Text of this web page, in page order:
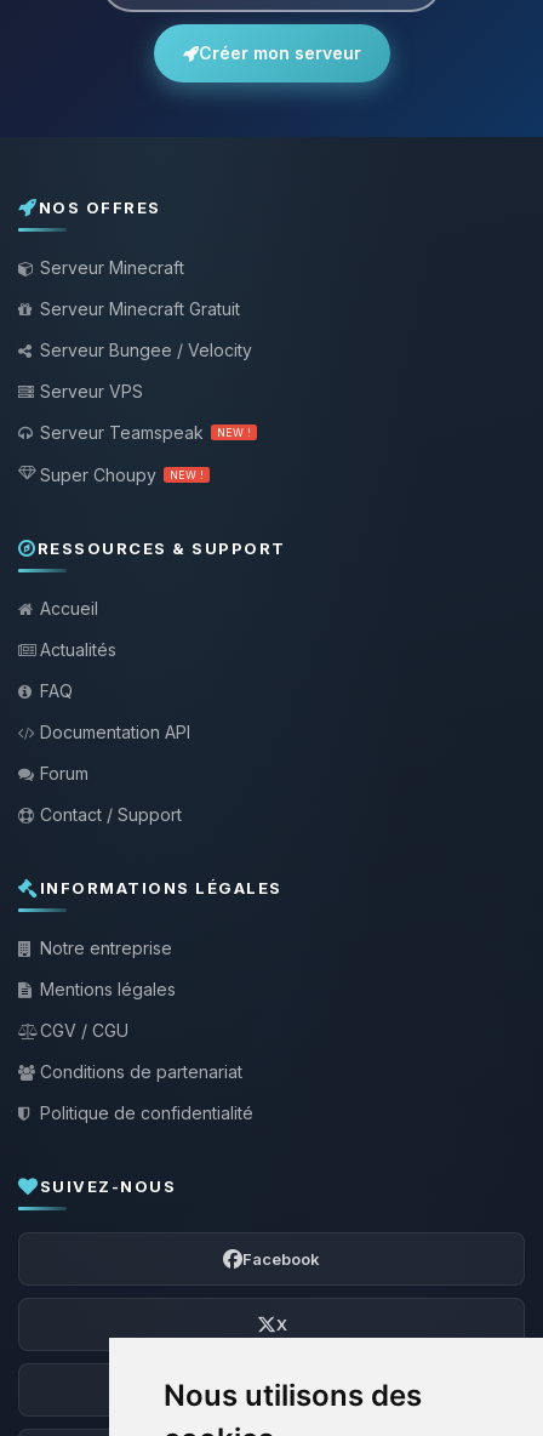
Nous utilisons des
Créer mon serveur
NOS OFFRES
Serveur Minecraft
Serveur Minecraft Gratuit
Serveur Bungee / Velocity
Serveur VPS
Serveur Teamspeak
NEW !
Super Choupy NEW !
RESSOURCES & SUPPORT
Accueil
Actualités
FAQ
Documentation API
Forum
Contact / Support
INFORMATIONS LÉGALES
Notre entreprise
Mentions légales
CGV / CGU
Conditions de partenariat
Politique de confidentialité
SUIVEZ-NOUS
Facebook
X
Discord